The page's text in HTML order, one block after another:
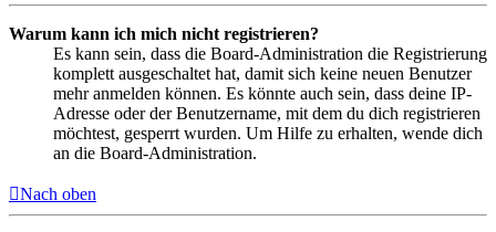
Warum kann ich mich nicht registrieren?
Es kann sein, dass die Board-Administration die Registrierung
komplett ausgeschaltet hat, damit sich keine neuen Benutzer
mehr anmelden können. Es könnte auch sein, dass deine IP-
Adresse oder der Benutzername, mit dem du dich registrieren
möchtest, gesperrt wurden. Um Hilfe zu erhalten, wende dich
an die Board-Administration.
Nach oben